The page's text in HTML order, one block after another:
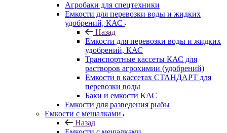
Агробаки для спецтехники
Емкости для перевозки воды и жидких
удобрений, КАС
Назад
Емкости для перевозки воды и жидких
удобрений, КАС
Транспортные кассеты КАС для
растворов агрохимии (удобрений)
Емкости в кассетах СТАНДАРТ для
перевозки воды
Баки и емкости КАС
Емкости для разведения рыбы
Емкости с мешалками
Назад